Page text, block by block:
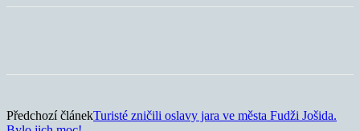
Předchozí článekTuristé zničili oslavy jara ve města Fudži Jošida.